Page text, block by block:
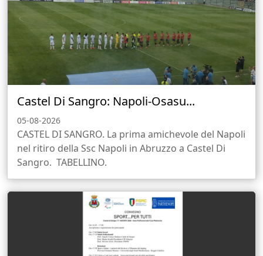
Castel Di Sangro: Napoli-Osasu...
05-08-2026
CASTEL DI SANGRO. La prima amichevole del Napoli
nel ritiro della Ssc Napoli in Abruzzo a Castel Di
Sangro. TABELLINO.